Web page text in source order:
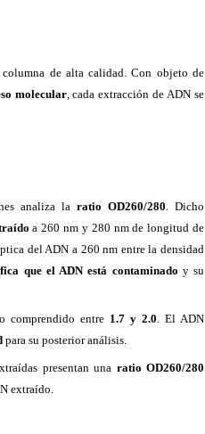
de alta calidad. Con objeto de
molecular, cada extracción de ADN se
analiza la ratio OD260/280 . Dicho
a 260 nm y 280 nm de longitud de
del ADN a 260 nm entre la densidad
que el ADN está contaminado y su
comprendido entre 1.7 y 2.0. El ADN
para su posterior análisis.
presentan una ratio OD260/280
extraído.